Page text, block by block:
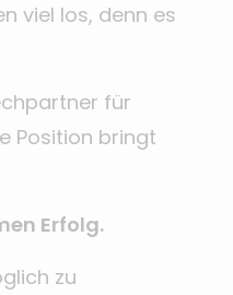
viel los, denn es
für
Position bringt
Erfolg.
zu